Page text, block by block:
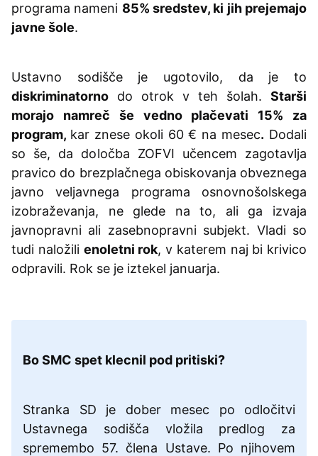
programa nameni 85% sredstev, ki jih prejemajo
javne šole.
Ustavno sodišče je ugotovilo, da je to
diskriminatorno do otrok v teh šolah. Starši
morajo namreč še vedno plačevati 15% za
program, kar znese okoli 60 € na mesec. Dodali
so še, da določba ZOFVI učencem zagotavlja
pravico do brezplačnega obiskovanja obveznega
javno veljavnega programa osnovnošolskega
izobraževanja, ne glede na to, ali ga izvaja
javnopravni ali zasebnopravni subjekt. Vladi so
tudi naložili enoletni rok, v katerem naj bi krivico
odpravili. Rok se je iztekel januarja.
Bo SMC spet klecnil pod pritiski?
Stranka SD je dober mesec po odločitvi
Ustavnega sodišča vložila predlog za
spremembo 57. člena Ustave. Po njihovem